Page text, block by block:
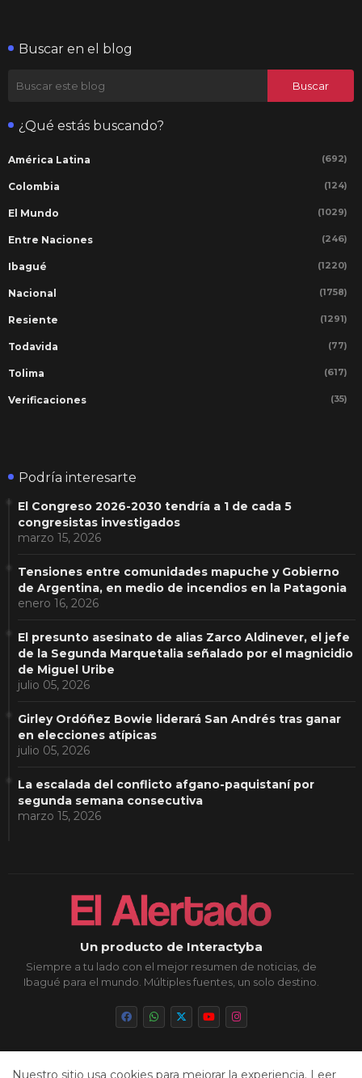
Buscar en el blog
¿Qué estás buscando?
América Latina (692)
Colombia (124)
El Mundo (1029)
Entre Naciones (246)
Ibagué (1220)
Nacional (1758)
Resiente (1291)
Todavida (77)
Tolima (617)
Verificaciones (35)
Podría interesarte
El Congreso 2026-2030 tendría a 1 de cada 5
congresistas investigados
marzo 15, 2026
Tensiones entre comunidades mapuche y Gobierno
de Argentina, en medio de incendios en la Patagonia
enero 16, 2026
El presunto asesinato de alias Zarco Aldinever, el jefe
de la Segunda Marquetalia señalado por el magnicidio
de Miguel Uribe
julio 05, 2026
Girley Ordóñez Bowie liderará San Andrés tras ganar
en elecciones atípicas
julio 05, 2026
La escalada del conflicto afgano-paquistaní por
segunda semana consecutiva
marzo 15, 2026
Un producto de Interactyba
Siempre a tu lado con el mejor resumen de noticias, de
Ibagué para el mundo. Múltiples fuentes, un solo destino.
Nuestro sitio usa cookies para mejorar la experiencia. Leer